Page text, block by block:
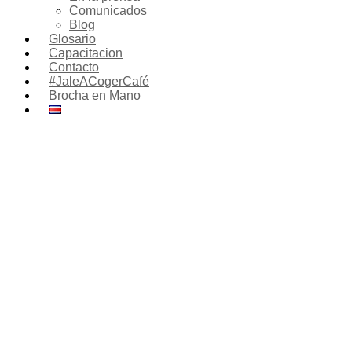
Comunicados
Blog
Glosario
Capacitacion
Contacto
#JaleACogerCafé
Brocha en Mano